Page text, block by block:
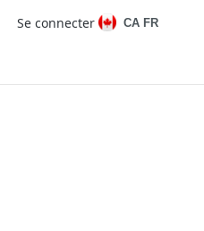
Se connecter CA FR